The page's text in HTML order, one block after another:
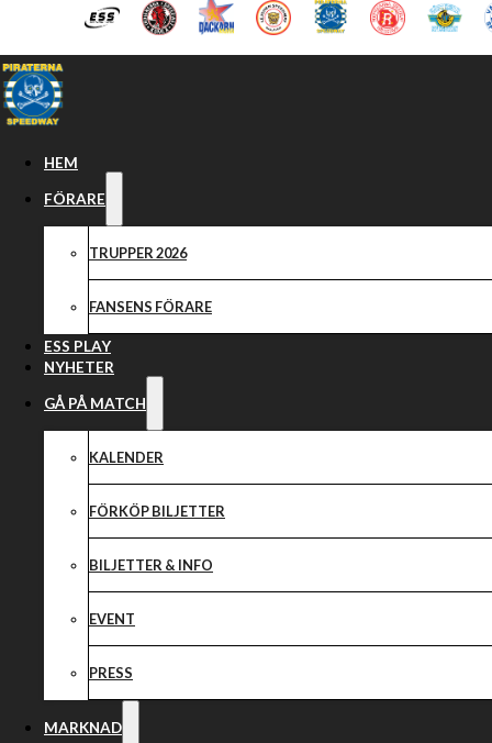
Hoppa till huvudinnehåll Hoppa till sidfot
HEM
FÖRARE
TRUPPER 2026
FANSENS FÖRARE
ESS PLAY
NYHETER
GÅ PÅ MATCH
KALENDER
FÖRKÖP BILJETTER
BILJETTER & INFO
EVENT
PRESS
MARKNAD